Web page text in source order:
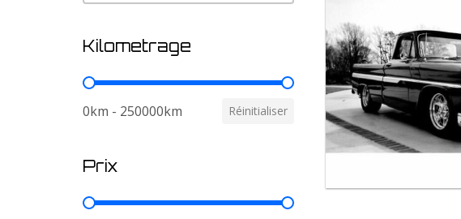
Kilometrage
Kilometrage
0km - 250000km Réinitialiser
Prix
Prix